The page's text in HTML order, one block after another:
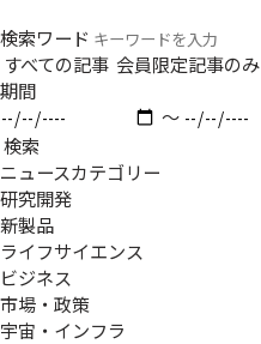
検索ワード
すべての記事 会員限定記事のみ
期間
〜
検索
ニュースカテゴリー
研究開発
新製品
ライフサイエンス
ビジネス
市場・政策
宇宙・インフラ